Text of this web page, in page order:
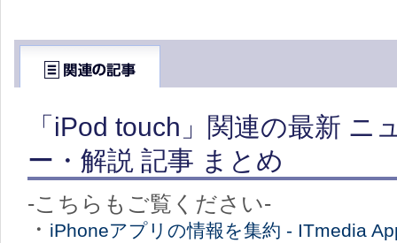
「iPod touch」関連の最新 ニ
ー・解説 記事 まとめ
-こちらもご覧ください-
・ iPhoneアプリの情報を集約 - ITmedia